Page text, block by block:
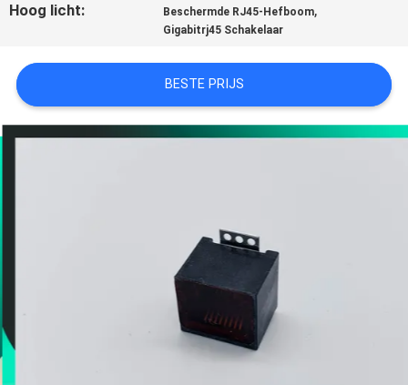
Hoog licht: Beschermde RJ45-Hefboom,
Gigabitrj45 Schakelaar
BESTE PRIJS